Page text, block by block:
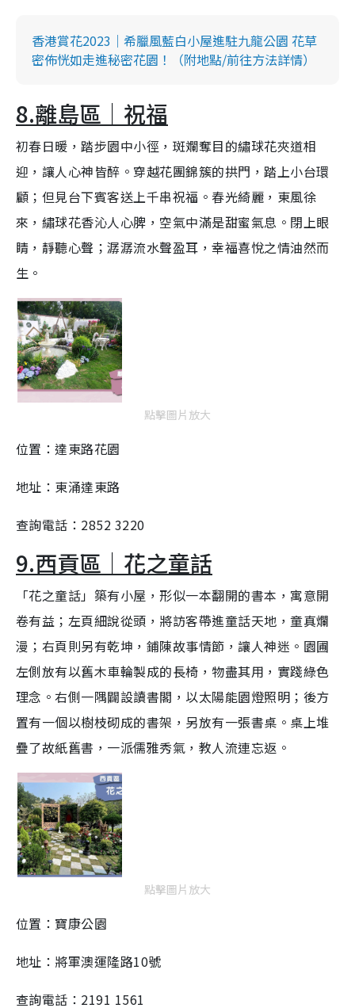
香港賞花2023｜希臘風藍白小屋進駐九龍公園 花草
密佈恍如走進秘密花園！（附地點/前往方法詳情）
8.離島區｜祝福
初春日暖，踏步園中小徑，斑斕奪目的繡球花夾道相
迎，讓人心神皆醉。穿越花團錦簇的拱門，踏上小台環
顧；但見台下賓客送上千串祝福。春光綺麗，東風徐
來，繡球花香沁人心脾，空氣中滿是甜蜜氣息。閉上眼
睛，靜聽心聲；潺潺流水聲盈耳，幸福喜悅之情油然而
生。
點擊圖片放大
位置：達東路花園
地址：東涌達東路
查詢電話：2852 3220
9.西貢區｜花之童話
「花之童話」築有小屋，形似一本翻開的書本，寓意開
卷有益；左頁細說從頭，將訪客帶進童話天地，童真爛
漫；右頁則另有乾坤，鋪陳故事情節，讓人神迷。園圃
左側放有以舊木車輪製成的長椅，物盡其用，實踐綠色
理念。右側一隅闢設讀書閣，以太陽能園燈照明；後方
置有一個以樹枝砌成的書架，另放有一張書桌。桌上堆
疊了故紙舊書，一派儒雅秀氣，教人流連忘返。
點擊圖片放大
位置：寶康公園
地址：將軍澳運隆路10號
查詢電話：2191 1561